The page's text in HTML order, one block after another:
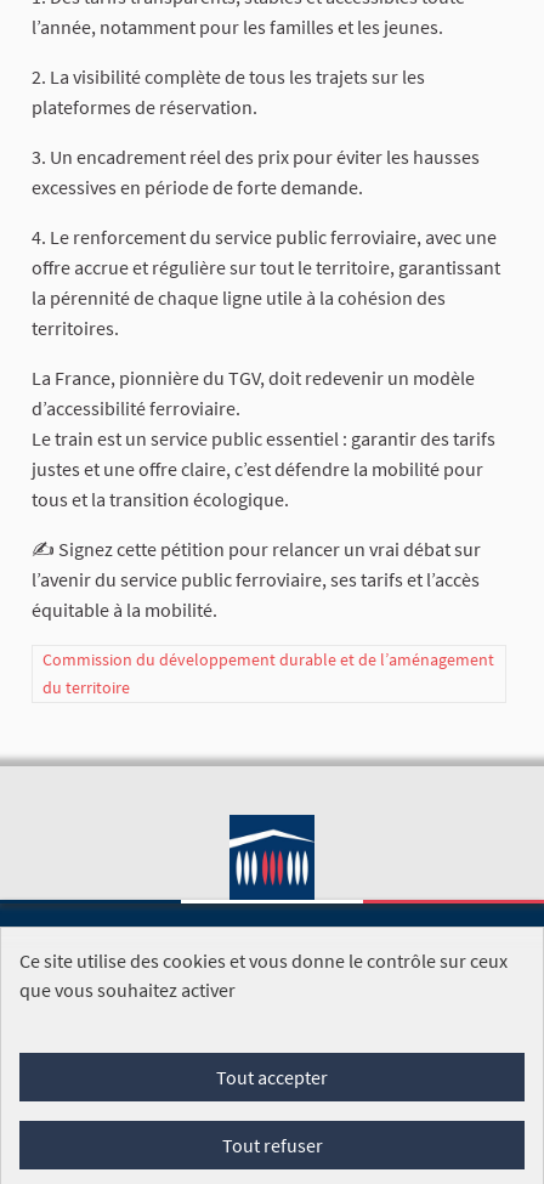
l’année, notamment pour les familles et les jeunes.
2. La visibilité complète de tous les trajets sur les
plateformes de réservation.
3. Un encadrement réel des prix pour éviter les hausses
excessives en période de forte demande.
4. Le renforcement du service public ferroviaire, avec une
offre accrue et régulière sur tout le territoire, garantissant
la pérennité de chaque ligne utile à la cohésion des
territoires.
La France, pionnière du TGV, doit redevenir un modèle
d’accessibilité ferroviaire.
Le train est un service public essentiel : garantir des tarifs
justes et une offre claire, c’est défendre la mobilité pour
tous et la transition écologique.
✍️ Signez cette pétition pour relancer un vrai débat sur
l’avenir du service public ferroviaire, ses tarifs et l’accès
équitable à la mobilité.
Commission du développement durable et de l’aménagement
du territoire
SITE DE L'ASSEMBLÉE NATIONALE
Foire aux questions
Conditions générales d'utilisation (CGU)
Mentions légales
Cookies
Ce site utilise des cookies et vous donne le contrôle sur ceux
que vous souhaitez activer
Tout accepter
Tout refuser